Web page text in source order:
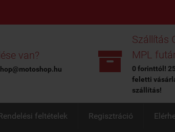
van? 
Szállítás
MPL
0 forinttól!
feletti
szállítás!
feltételek Regisztráció